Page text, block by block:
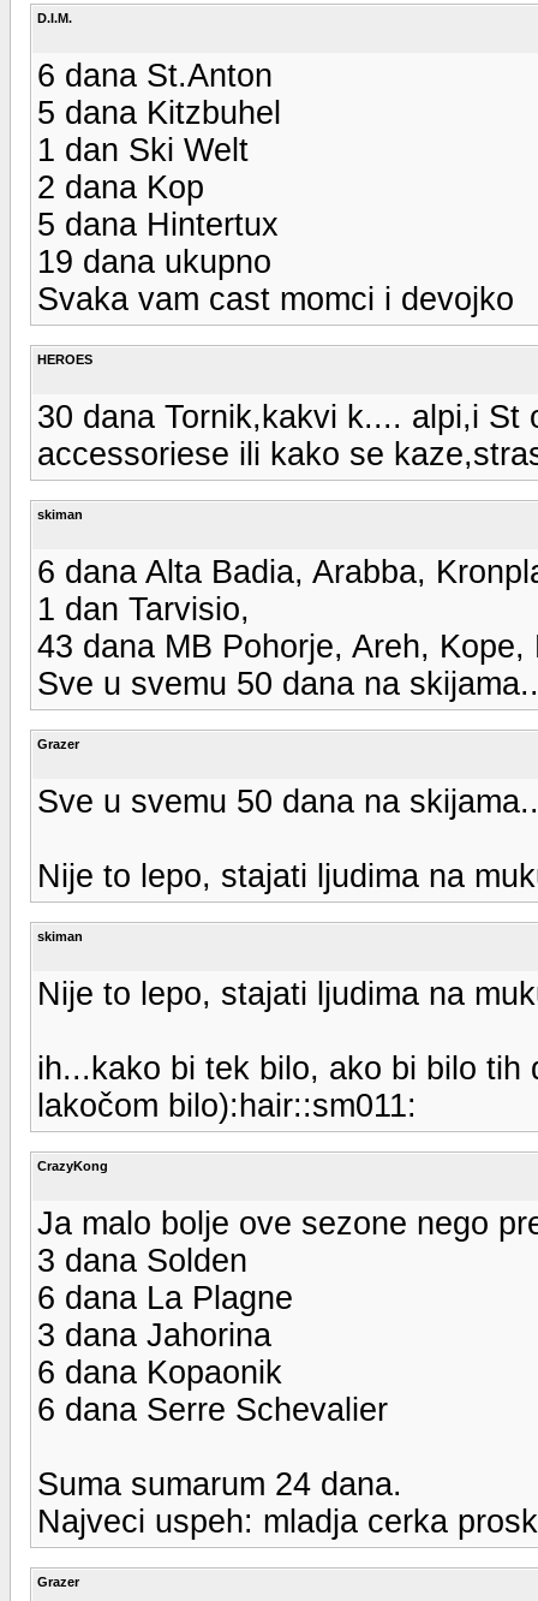
D.I.M.
6 dana St.Anton
5 dana Kitzbuhel
1 dan Ski Welt
2 dana Kop
5 dana Hintertux
19 dana ukupno
Svaka vam cast momci i devojko
HEROES
30 dana Tornik,kakvi k.... alpi,i St
accessoriese ili kako se
skiman
6 dana Alta Badia, Arabba,
1 dan Tarvisio,
43 dana MB Pohorje, Areh, Kope,
Sve u svemu 50 dana na
Grazer
Sve u svemu 50 dana na
Nije to lepo, stajati ljudima na
skiman
Nije to lepo, stajati ljudima na
ih...kako bi tek bilo, ako bi bilo
lakočom bilo):hair::sm011:
CrazyKong
Ja malo bolje ove sezone nego
3 dana Solden
6 dana La Plagne
3 dana Jahorina
6 dana Kopaonik
6 dana Serre Schevalier
Suma sumarum 24 dana.
Najveci uspeh: mladja cerka
Grazer